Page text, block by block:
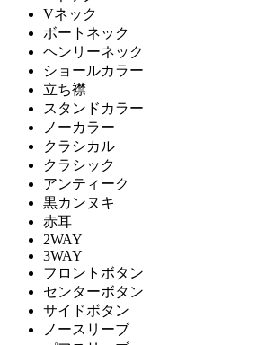
Vネック
ボートネック
ヘンリーネック
ショールカラー
立ち襟
スタンドカラー
ノーカラー
クラシカル
クラシック
アンティーク
黒カンヌキ
赤耳
2WAY
3WAY
フロントボタン
センターボタン
サイドボタン
ノースリーブ